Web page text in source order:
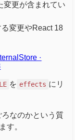
変更が含まれてい
変更やReact 18
·
を effects にリ
なのかという質
す。